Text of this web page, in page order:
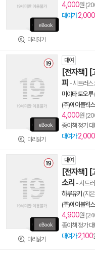
미리읽기
4,000원
대여가 2,000
미리읽기
대여
[전자책] [
피 - 시트러스
미야타 토오루
(주)에이블웍
4,000원
종이책 정가 대
대여가 2,000
미리읽기
대여
[전자책] [
소리 - 시트
하루유키 (지
(주)에이블웍
4,900원
종이책 정가 대
대여가 2,100